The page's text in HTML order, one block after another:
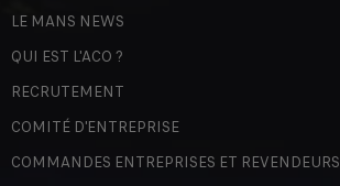
LE MANS NEWS
QUI EST L'ACO ?
RECRUTEMENT
COMITÉ D'ENTREPRISE
COMMANDES ENTREPRISES ET REVENDEURS